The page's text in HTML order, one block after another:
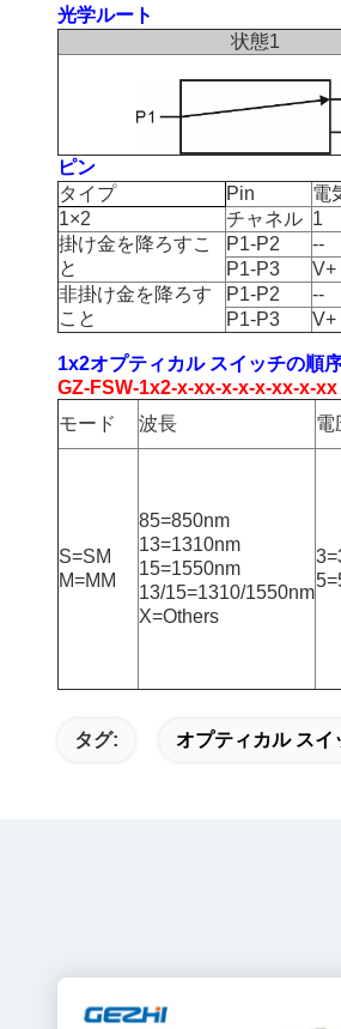
光学ルート
状態1
ピン
タイプ
Pin 電
1×2
チャネル 1
掛け金を降ろすこ
と
P1-P2 --
P1-P3
V+
非掛け金を降ろす
こと
P1-P2 --
P1-P3
V+
1x2オプティカル スイッチの順
GZ-FSW-1x2-x-xx-x-x-x-xx-x-xx
モード
波長 電
S=SM
M=MM
85=850nm
13=1310nm
15=1550nm
13/15=1310/1550nm
X=Others
タグ: オプティカル スイ